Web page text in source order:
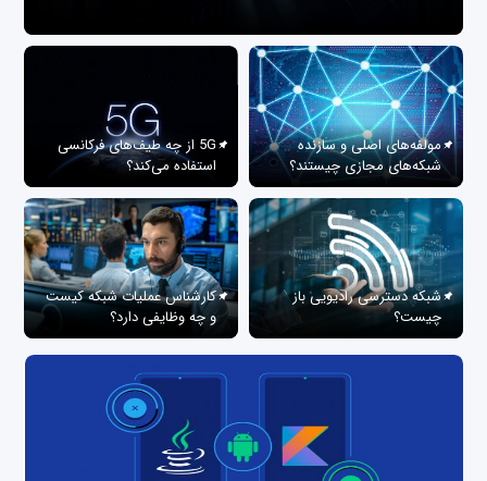
مولفه‌های اصلی و سازنده
شبکه‌های مجازی چیستند؟
5G از چه طیف‌های فرکانسی
استفاده می‌کند؟
شبکه دسترسی رادیویی باز
چیست؟
کارشناس عملیات شبکه کیست
و چه وظایفی دارد؟